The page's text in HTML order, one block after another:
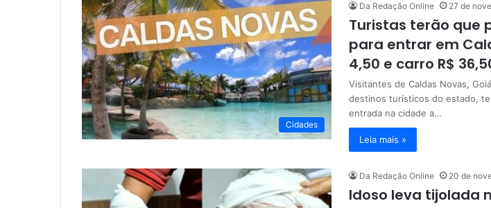
Cidades
Da Redação Online 27 de
Turistas terão que
para entrar em
4,50 e carro R$
Visitantes de Caldas Novas,
destinos turísticos do estado,
entrada na cidade a…
Leia mais »
Da Redação Online 20 de
Idoso leva tijolada